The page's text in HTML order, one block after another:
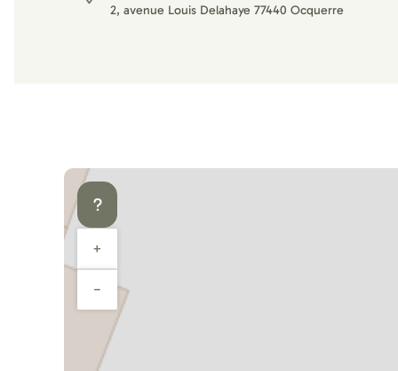
2, avenue Louis Delahaye 77440 Ocquerre
+
−